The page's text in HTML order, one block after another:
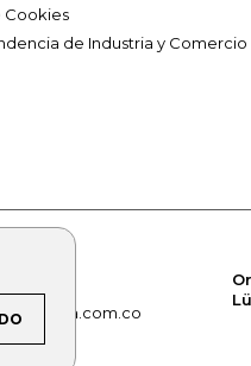
Cookies
de Industria y Comercio
alerta.com.co